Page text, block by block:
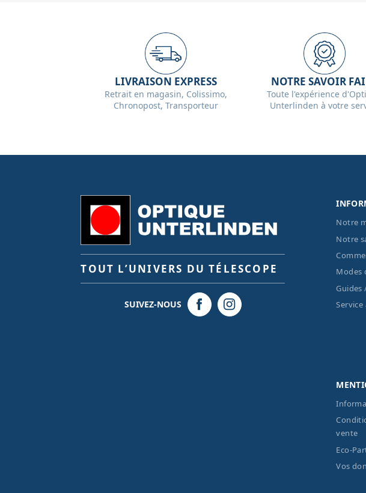
LIVRAISON EXPRESS
Retrait en magasin, Colissimo,
Chronopost, Transporteur
NOTRE SAVOIR
Toute l'expérience
Unterlinden à votre
TOUT L’UNIVERS DU TÉLESCOPE
SUIVEZ-NOUS
Notre
Notre
Modes
Guides
vente
Eco-
Vos